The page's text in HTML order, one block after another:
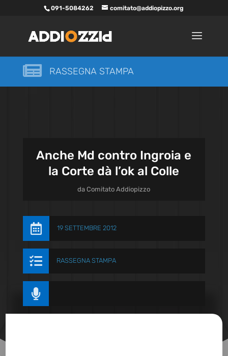
091-5084262 comitato@addiopizzo.org
 RASSEGNA STAMPA
Anche Md contro Ingroia e
la Corte dà l’ok al Colle
daComitato Addiopizzo
 19 SETTEMBRE 2012
 RASSEGNA STAMPA
